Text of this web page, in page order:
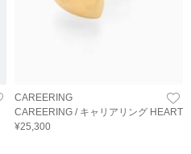
CAREERING
CAREERING / キャリアリング HEART
¥25,300